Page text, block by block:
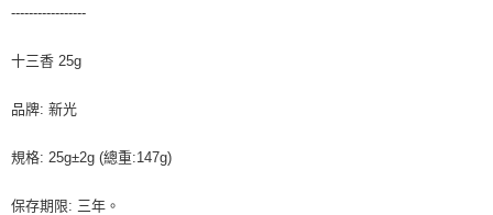
-----------------
十三香 25g
品牌: 新光
規格: 25g±2g (總重:147g)
保存期限: 三年。